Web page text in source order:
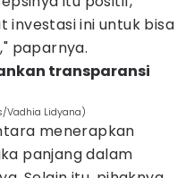
investasi ini untuk bisa
paparnya.
transparansi
Vadhia Lidyana)
menerapkan
panjang dalam